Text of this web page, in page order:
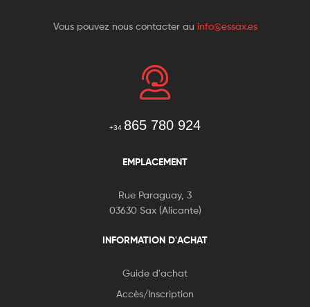
Vous pouvez nous contacter au info@essax.es
+34 865 780 924
EMPLACEMENT
Rue Paraguay, 3
03630 Sax (Alicante)
INFORMATION D'ACHAT
Guide d'achat
Accès/Inscription